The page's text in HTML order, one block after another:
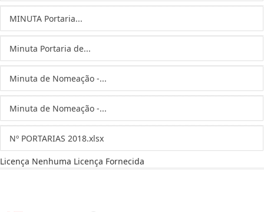
MINUTA Portaria...
Minuta Portaria de...
Minuta de Nomeação -...
Minuta de Nomeação -...
Nº PORTARIAS 2018.xlsx
Licença Nenhuma Licença Fornecida